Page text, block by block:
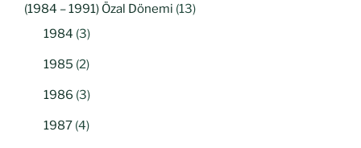
(1984 – 1991) Özal Dönemi (13)
1984 (3)
1985 (2)
1986 (3)
1987 (4)